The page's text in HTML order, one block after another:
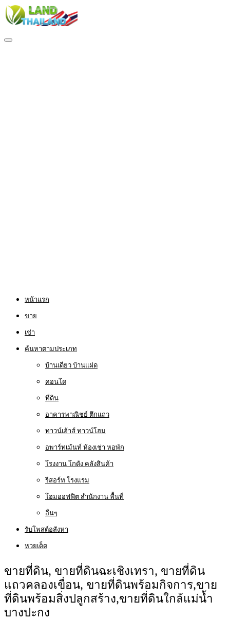
หน้าแรก
ขาย
เช่า
ค้นหาตามประเภท
บ้านเดี่ยว บ้านแฝด
คอนโด
ที่ดิน
อาคารพาณิชย์ ตึกแถว
ทาวน์เฮ้าส์ ทาวน์โฮม
อพาร์ทเม้นท์ ห้องเช่า หอพัก
โรงงาน โกดัง คลังสินค้า
รีสอร์ท โรงแรม
โฮมออฟฟิต สำนักงาน พื้นที่
อื่นๆ
รับโพสต์อสังหา
หวยเด็ด
ขายที่ดิน, ขายที่ดินฉะเชิงเทรา, ขายที่ดิน
แถวคลองเขื่อน, ขายที่ดินพร้อมกิจการ,ขาย
ที่ดินพร้อมสิ่งปลูกสร้าง,ขายที่ดินใกล้แม่น้ำ
บางปะกง